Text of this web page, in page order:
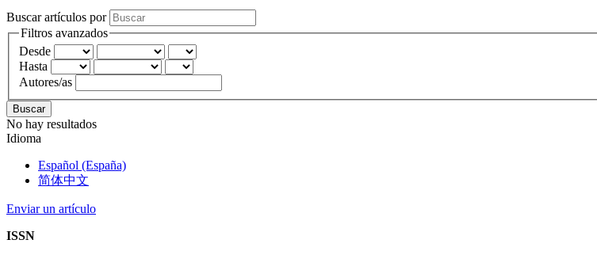
Buscar artículos por
Filtros avanzados
Desde
Hasta
Autores/as
Buscar
No hay resultados
Idioma
Español (España)
简体中文
Enviar un artículo
ISSN